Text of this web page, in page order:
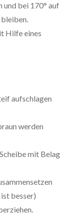
und bei 170° auf
bleiben.
Hilfe eines
aufschlagen
werden
mit Belag
besser)